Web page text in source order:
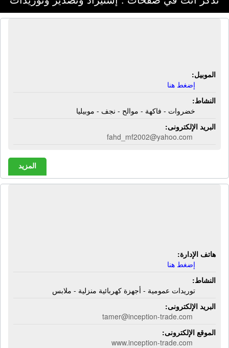
الموبيل:
إضغط هنا
النشاط:
خضروات - فاكهة - موالح - نجف - موبيليا
البريد الإلكترونى:
fahd_mf2002@yahoo.com
المزيد
هاتف الإدارة:
إضغط هنا
النشاط:
توريدات عمومية - أجهزة كهربائية منزلية - ملابس
البريد الإلكترونى:
tamer@inception-trade.com
الموقع الإلكترونى:
www.inception-trade.com